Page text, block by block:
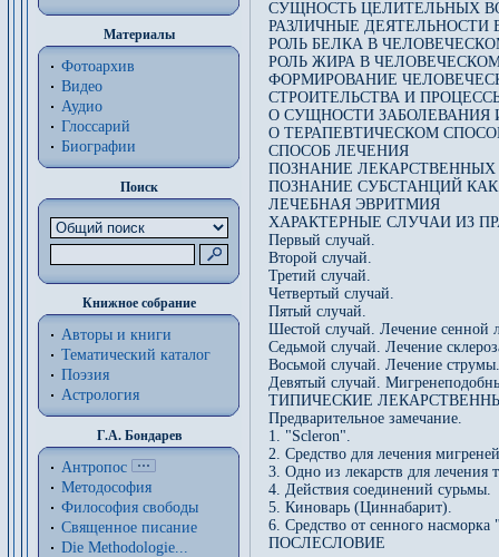
Материалы
Фотоархив
Видео
Аудио
Глоссарий
Биографии
Поиск
Книжное собрание
Авторы и книги
Тематический каталог
Поэзия
Астрология
Г.А. Бондарев
Антропос
Методософия
Философия cвободы
Священное писание
Die Methodologie...
СУЩНОСТЬ ЦЕЛИТЕЛЬНЫХ
РАЗЛИЧНЫЕ ДЕЯТЕЛЬНОСТИ
РОЛЬ БЕЛКА В
РОЛЬ ЖИРА В
ФОРМИРОВАНИЕ
СТРОИТЕЛЬСТВА И
О СУЩНОСТИ ЗАБОЛЕВАНИЯ
О ТЕРАПЕВТИЧЕСКОМ
СПОСОБ ЛЕЧЕНИЯ
ПОЗНАНИЕ ЛЕКАРСТВЕННЫХ
ПОЗНАНИЕ СУБСТАНЦИЙ
ЛЕЧЕБНАЯ ЭВРИТМИЯ
ХАРАКТЕРНЫЕ СЛУЧАИ ИЗ
Первый случай.
Второй случай.
Третий случай.
Четвертый случай.
Пятый случай.
Шестой случай. Лечение сенной
Седьмой случай. Лечение
Восьмой случай. Лечение струмы.
Девятый случай.
ТИПИЧЕСКИЕ
Предварительное замечание.
1. "Scleron".
2. Средство для лечения
3. Одно из лекарств для лечения
4. Действия соединений сурьмы.
5. Киноварь (Циннабарит).
6. Средство от сенного насморка
ПОСЛЕСЛОВИЕ